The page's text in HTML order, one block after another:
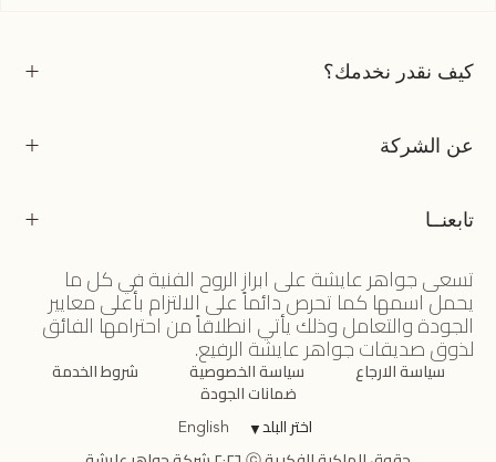
كيف نقدر نخدمك؟
عن الشركة
تابعنــا
تسعى جواهر عايشة على ابراز الروح الفنية في كل ما
يحمل اسمها كما تحرص دائماً على الالتزام بأعلى معايير
الجودة والتعامل وذلك يأتي انطلاقاً من احترامها الفائق
لذوق صديقات جواهر عايشة الرفيع.
سياسة الارجاع سياسة الخصوصية شروط الخدمة
ضمانات الجودة
اختر البلد▼
English